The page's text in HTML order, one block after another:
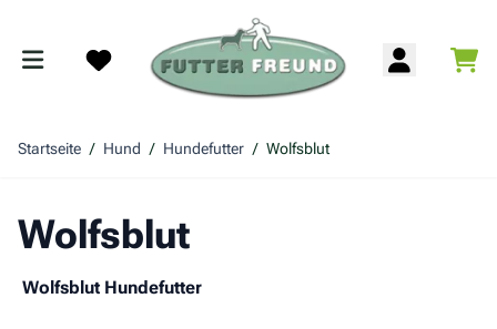
Startseite / Hund / Hundefutter / Wolfsblut
Wolfsblut
Wolfsblut Hundefutter